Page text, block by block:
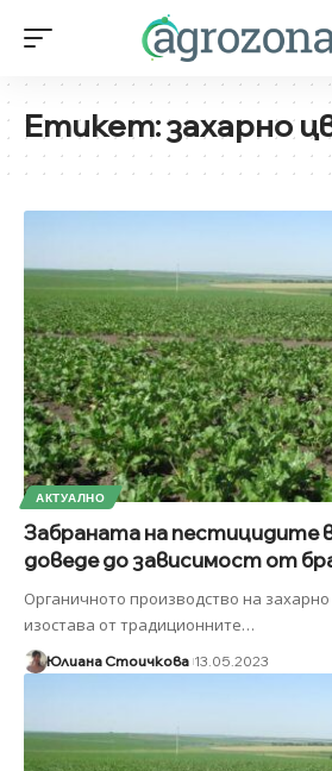
Етикет:захарно
АКТУАЛНО
Забраната на пестицидите
доведе до зависимост от
Органичното производство на
изостава от традиционните…
Юлиана Стоичкова 13.05.2023